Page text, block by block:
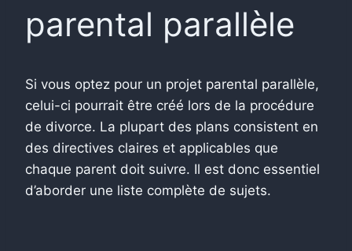
parental parallèle
Si vous optez pour un projet parental parallèle,
celui-ci pourrait être créé lors de la procédure
de divorce. La plupart des plans consistent en
des directives claires et applicables que
chaque parent doit suivre. Il est donc essentiel
d’aborder une liste complète de sujets.